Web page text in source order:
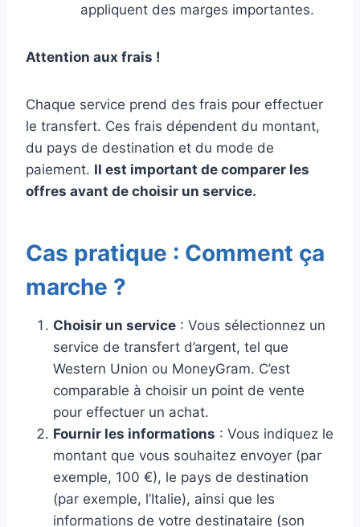
appliquent des marges importantes.
Attention aux frais !
Chaque service prend des frais pour effectuer
le transfert. Ces frais dépendent du montant,
du pays de destination et du mode de
paiement. Il est important de comparer les
offres avant de choisir un service.
Cas pratique : Comment ça
marche ?
Choisir un service : Vous sélectionnez un
service de transfert d’argent, tel que
Western Union ou MoneyGram. C’est
comparable à choisir un point de vente
pour effectuer un achat.
Fournir les informations : Vous indiquez le
montant que vous souhaitez envoyer (par
exemple, 100 €), le pays de destination
(par exemple, l’Italie), ainsi que les
informations de votre destinataire (son